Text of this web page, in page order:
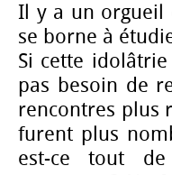
Il y a un orgueil
se borne à
Si cette
pas besoin de
rencontres plus
furent plus
est-ce tout de